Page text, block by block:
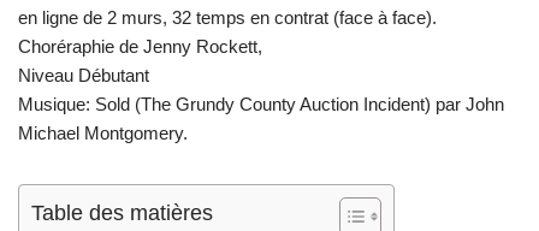
en ligne de 2 murs, 32 temps en contrat (face à face).
Choréraphie de Jenny Rockett,
Niveau Débutant
Musique: Sold (The Grundy County Auction Incident) par John
Michael Montgomery.
Table des matières